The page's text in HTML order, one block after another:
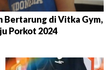
Bertarung di Vitka Gym,
Porkot 2024